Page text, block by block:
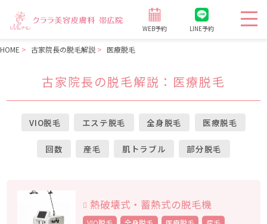
WEB予約 LINE予約
HOME 古家院長の脱毛解説 医療脱毛
古家院長の脱毛解説 ：医療脱毛
VIO脱毛 エステ脱毛 全身脱毛 医療脱毛
回数 産毛 肌トラブル 部分脱毛
熱破壊式・蓄熱式の脱毛機